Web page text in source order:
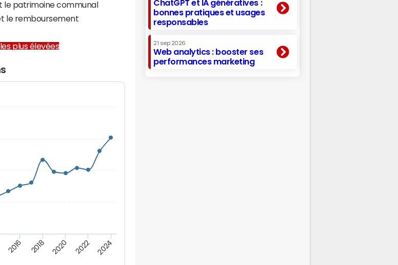
patrimoine communal
le remboursement
plus élevées
2016 2018 2020 2022 2024
ChatGPT et IA génératives :
bonnes pratiques et usages
responsables
21 sep 2026
Web analytics : booster ses
performances marketing